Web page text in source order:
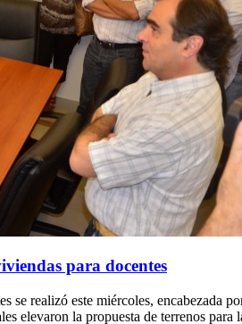
para docentes
se realizó este miércoles,
elevaron la propuesta de terrenos